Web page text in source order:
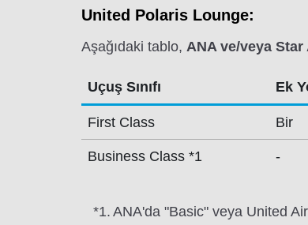
United Polaris Lounge:
Aşağıdaki tablo, ANA ve/veya
Uçuş Sınıfı Ek
First Class Bir
Business Class *1 -
*1. ANA'da "Basic" veya United